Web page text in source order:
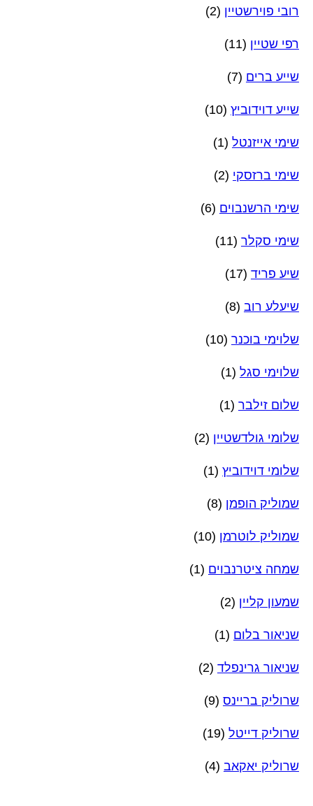
רובי פוירשטיין (2)
רפי שטיין (11)
שייע ברים (7)
שייע דוידוביץ (10)
שימי אייזנטל (1)
שימי ברזסקי (2)
שימי הרשנבוים (6)
שימי סקלר (11)
שיע פריד (17)
שיעלע רוב (8)
שלוימי בוכנר (10)
שלוימי סגל (1)
שלום זילבר (1)
שלומי גולדשטיין (2)
שלומי דוידוביץ (1)
שמוליק הופמן (8)
שמוליק לוטרמן (10)
שמחה ציטרנבוים (1)
שמעון קליין (2)
שניאור בלום (1)
שניאור גרינפלד (2)
שרוליק בריינס (9)
שרוליק דייטל (19)
שרוליק יאקאב (4)